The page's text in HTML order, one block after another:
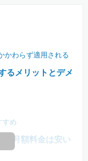
かわらず適用される
るメリットとデメ
すめ
で月額料金は安い